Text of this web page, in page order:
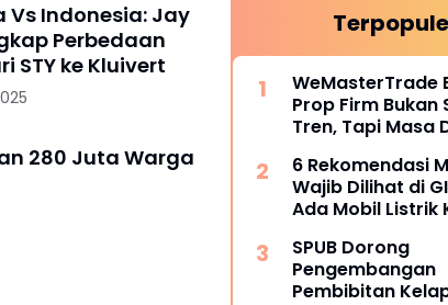
Vs Indonesia: Jay
Perbedaan
STY ke Kluivert
280 Juta Warga
WeMasterTrade
Prop Firm Bukan
Tren, Tapi Masa
6 Rekomendasi
Wajib Dilihat di
Ada Mobil Listrik
SPUB Dorong
Pengembangan
Pembibitan